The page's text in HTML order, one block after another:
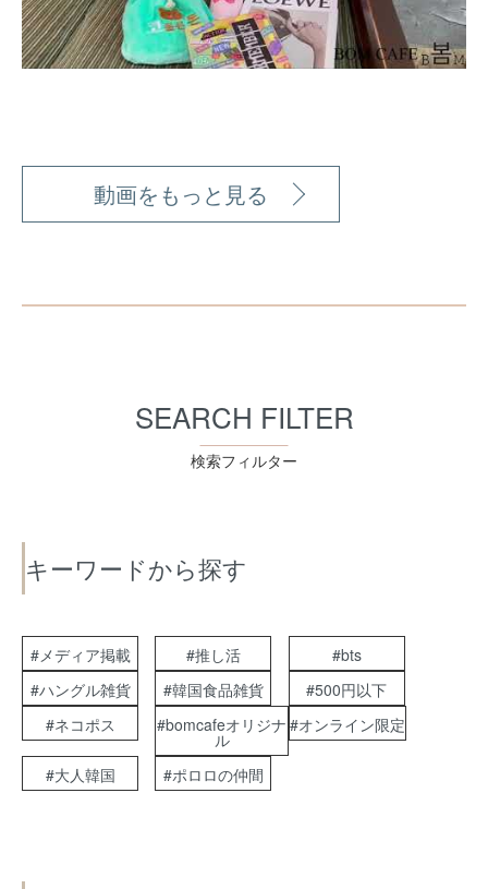
動画をもっと見る
SEARCH FILTER
検索フィルター
キーワードから探す
#メディア掲載 #推し活
#bts
#ハングル雑貨
#韓国食品雑貨
#500円以下
#ネコポス
#bomcafeオリジナ
ル
#オンライン限定
#大人韓国 #ポロロの仲間